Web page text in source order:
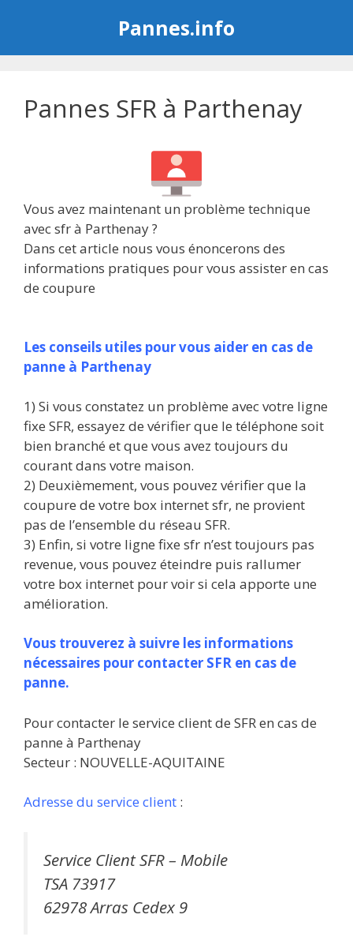
Pannes.info
Pannes SFR à Parthenay
Vous avez maintenant un problème technique
avec sfr à Parthenay ?
Dans cet article nous vous énoncerons des
informations pratiques pour vous assister en cas
de coupure
Les conseils utiles pour vous aider en cas de
panne à Parthenay
1) Si vous constatez un problème avec votre ligne
fixe SFR, essayez de vérifier que le téléphone soit
bien branché et que vous avez toujours du
courant dans votre maison.
2) Deuxièmement, vous pouvez vérifier que la
coupure de votre box internet sfr, ne provient
pas de l’ensemble du réseau SFR.
3) Enfin, si votre ligne fixe sfr n’est toujours pas
revenue, vous pouvez éteindre puis rallumer
votre box internet pour voir si cela apporte une
amélioration.
Vous trouverez à suivre les informations
nécessaires pour contacter SFR en cas de
panne.
Pour contacter le service client de SFR en cas de
panne à Parthenay
Secteur : NOUVELLE-AQUITAINE
Adresse du service client :
Service Client SFR – Mobile
TSA 73917
62978 Arras Cedex 9